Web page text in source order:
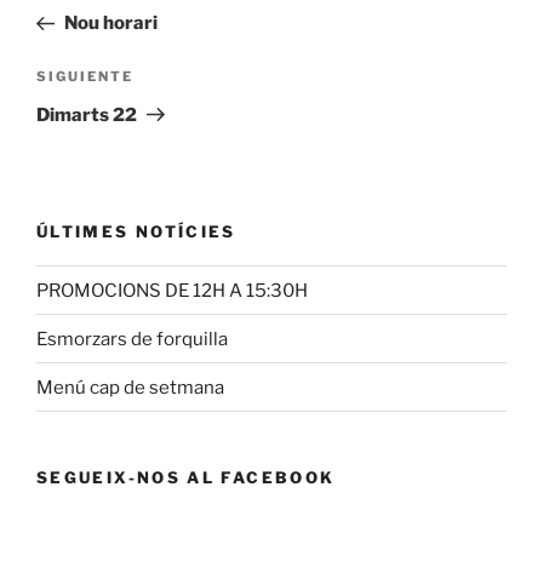
entradas
anterior:
Nou horari
Siguiente
entrada
SIGUIENTE
Dimarts 22
ÚLTIMES NOTÍCIES
PROMOCIONS DE 12H A 15:30H
Esmorzars de forquilla
Menú cap de setmana
SEGUEIX-NOS AL FACEBOOK